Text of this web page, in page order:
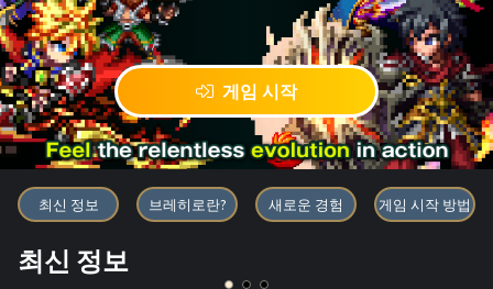
게임 시작
블록체인 게임 「BRAVE
최신 정보 브레히로란? 새로운 경험 게임 시작 방법
최신 정보